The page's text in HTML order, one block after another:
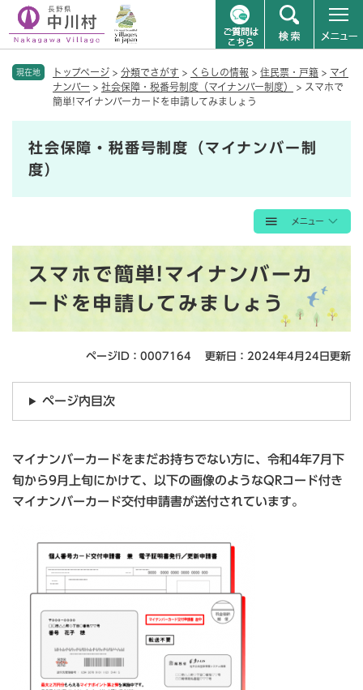
現在地 トップページ > 分類でさがす > くらしの情報 > 住民票・戸籍 > マイ
ナンバー > 社会保障・税番号制度（マイナンバー制度） > スマホで
簡単!マイナンバーカードを申請してみましょう
社会保障・税番号制度（マイナンバー制
度）
スマホで簡単!マイナンバーカ
ードを申請してみましょう
ページID：0007164 更新日：2024年4月24日更新
ページ内目次
マイナンバーカードをまだお持ちでない方に、令和4年7月下
旬から9月上旬にかけて、以下の画像のようなQRコード付き
マイナンバーカード交付申請書が送付されています。